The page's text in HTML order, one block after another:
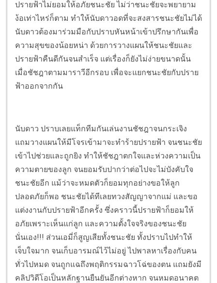
ปรายฟ้าไม่ยอมให้อภัยชนะชัย ไม่ว่าชนะชัยจะพยายาม
ง้อเท่าไหร่ก็ตาม ทำให้นับดาวอดที่จะสงสารชนะชัยไม่ได้
นับดาวต้องมาร่วมมือกับปราบหันหน้าเข้าปรึกษากันเพื่อ
ความสุขของน้อยหน่า ด้วยการวางแผนให้ชนะชัยและ
ปรายฟ้าคืนดีกันจนสำเร็จ แต่เรื่องก็ยังไม่ง่ายขนาดนั้น
เมื่อชัชฎาตามมาราวีอีกรอบ เพื่อจะแยกชนะชัยกับปราย
ฟ้าออกจากกัน
นับดาว ปราบเลยแท็กทีมกันเล่นงานชัชฎาจนกระเจิง
แถมวางแผนให้มีโจรเข้ามาจะทำร้ายปรายฟ้า จนชนะชัย
เข้าไปช่วยและถูกยิง ทำให้ชัชฎาตกใจและห่วงความเป็น
ความตายของลูก จนยอมรับปากว่าต่อไปจะไม่บังคับใจ
ชนะชัยอีก แม้ว่าจะหมดตัวก็ยอมทุกอย่างขอให้ลูก
ปลอดภัยก็พอ ชนะชัยได้ทีเลยทวงสัญญาจากแม่ และขอ
แต่งงานกับปรายฟ้าอีกครั้ง ซึ่งคราวนี้ปรายฟ้าก็ยอมให้
อภัยเพราะเห็นแก่ลูก และความตั้งใจจริงของชนะชัย
นั่นเอง!!! ส่วนเอมี่ก็สูญเสียทั้งชนะชัย ทั้งปราบไปทำให้
เจ็บใจมาก จนเก็บอารมณ์ไว้ไม่อยู่ ไปพาลหาเรื่องกับคน
ทั่วไปหมด จนถูกแฉถึงพฤติกรรมฉาวโฉ่ของตน แถมยังมี
คลิปวิดีโอเป็นหลักฐานยืนยันอีกต่างหาก จนหมดอนาคต